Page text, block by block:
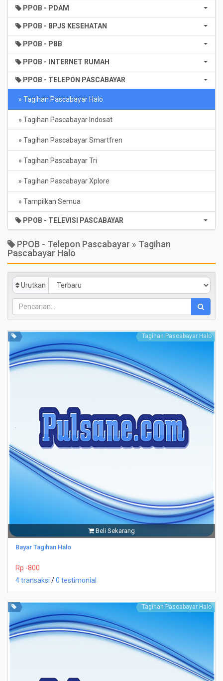
PPOB - PDAM
PPOB - BPJS KESEHATAN
PPOB - PBB
PPOB - INTERNET RUMAH
PPOB - TELEPON PASCABAYAR
» Tagihan Pascabayar Halo
» Tagihan Pascabayar Indosat
» Tagihan Pascabayar Smartfren
» Tagihan Pascabayar Tri
» Tagihan Pascabayar Xplore
» Tampilkan Semua
PPOB - TELEVISI PASCABAYAR
PPOB - Telepon Pascabayar » Tagihan
Pascabayar Halo
Urutkan
Tagihan Pascabayar Halo
Beli Sekarang
Bayar Tagihan Halo
Rp -800
4 transaksi /0 testimonial
Tagihan Pascabayar Halo